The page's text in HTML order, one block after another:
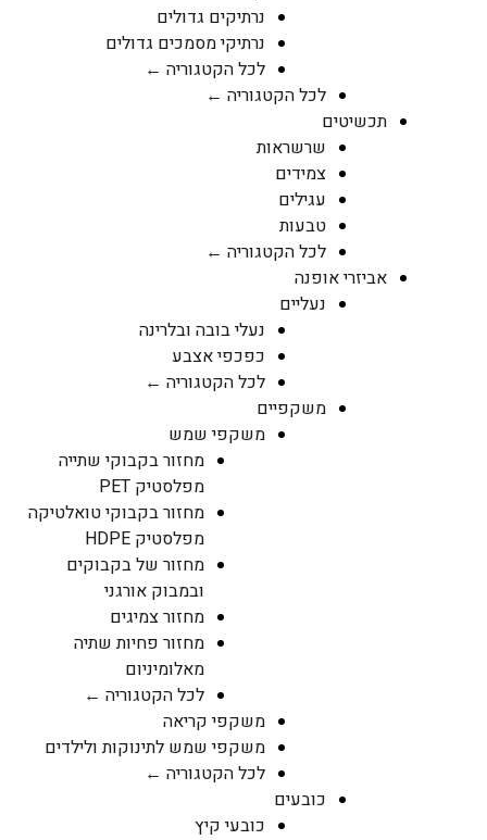
נרתיקים גדולים
נרתיקי מסמכים גדולים
לכל הקטגוריה ←
לכל הקטגוריה ←
תכשיטים
שרשראות
צמידים
עגילים
טבעות
לכל הקטגוריה ←
אביזרי אופנה
נעליים
נעלי בובה ובלרינה
כפכפי אצבע
לכל הקטגוריה ←
משקפיים
משקפי שמש
מחזור בקבוקי שתייה
מפלסטיק PET
מחזור בקבוקי טואלטיקה
מפלסטיק HDPE
מחזור של בקבוקים
ובמבוק אורגני
מחזור צמיגים
מחזור פחיות שתיה
מאלומיניום
לכל הקטגוריה ←
משקפי קריאה
משקפי שמש לתינוקות ולילדים
לכל הקטגוריה ←
כובעים
כובעי קיץ